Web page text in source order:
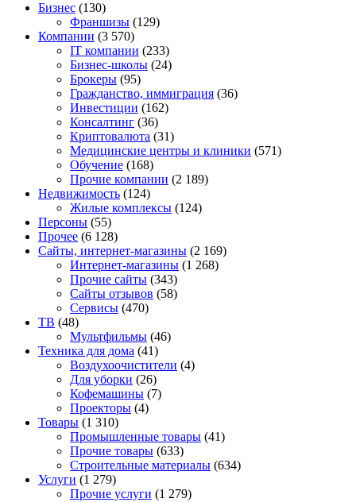
Бизнес (130)
Франшизы (129)
Компании (3 570)
IT компании (233)
Бизнес-школы (24)
Брокеры (95)
Гражданство, иммиграция (36)
Инвестиции (162)
Консалтинг (36)
Криптовалюта (31)
Медицинские центры и клиники (571)
Обучение (168)
Прочие компании (2 189)
Недвижимость (124)
Жилые комплексы (124)
Персоны (55)
Прочее (6 128)
Сайты, интернет-магазины (2 169)
Интернет-магазины (1 268)
Прочие сайты (343)
Сайты отзывов (58)
Сервисы (470)
ТВ (48)
Мультфильмы (46)
Техника для дома (41)
Воздухоочистители (4)
Для уборки (26)
Кофемашины (7)
Проекторы (4)
Товары (1 310)
Промышленные товары (41)
Прочие товары (633)
Строительные материалы (634)
Услуги (1 279)
Прочие услуги (1 279)